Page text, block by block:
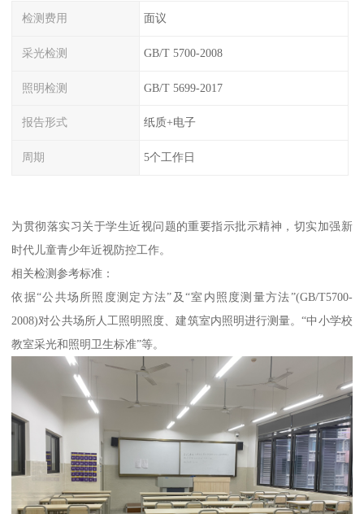
检测费用 面议
采光检测 GB/T 5700-2008
照明检测 GB/T 5699-2017
报告形式 纸质+电子
周期 5个工作日
为贯彻落实习关于学生近视问题的重要指示批示精神，切实加强新
时代儿童青少年近视防控工作。
相关检测参考标准：
依据“公共场所照度测定方法”及“室内照度测量方法”(GB/T5700-
2008)对公共场所人工照明照度、建筑室内照明进行测量。“中小学校
教室采光和照明卫生标准”等。